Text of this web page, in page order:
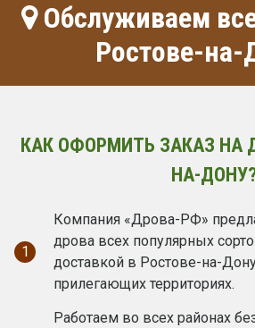
Обслуживаем
Ростове-на-
КАК ОФОРМИТЬ ЗАКАЗ НА
НА-ДОНУ?
1
Компания «Дрова-РФ»
дрова всех популярных
доставкой в Ростове-на-
прилегающих территориях.
Работаем во всех районах